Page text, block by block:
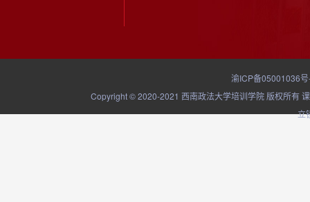
渝ICP备05001036
Copyright © 2020-2021 西南政法大学培训学院 版权所有
立